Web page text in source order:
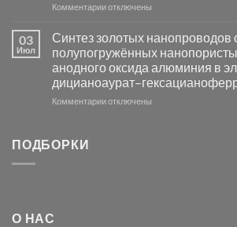
Серебра-
в
видимом
свете
с
помощью
модификации
Комментариик
серебра
с
электродов
серебра
и
отключены
03
Июл
Синтез золотых нанопроводов
полупогружённых
анодного оксида алюминия в
Комментариикотключены
ПОДБОРКИ
О НАС